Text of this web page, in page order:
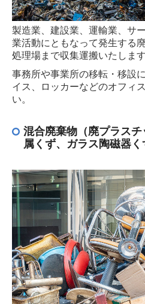
蛍光灯
電池
容器販売
その他
運搬車両
SDGsへの取り組み
環境方針
運輸安全マネジメント
お問い合わせ・お見積り
お問い合わせ
見積り依頼
製造業、建設業、運輸業、サ
業活動にともなって発生する
処理場まで収集運搬いたします
事務所や事業所の移転・移設
イス、ロッカーなどのオフィ
い。
混合廃棄物（廃プラス
属くず、ガラス陶磁器く